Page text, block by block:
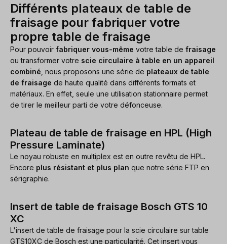
Différents plateaux de table de
fraisage pour fabriquer votre
propre table de fraisage
Pour pouvoir fabriquer vous-même votre table de fraisage
ou transformer votre scie circulaire à table en un appareil
combiné , nous proposons une série de plateaux de table
de fraisage de haute qualité dans différents formats et
matériaux. En effet, seule une utilisation stationnaire permet
de tirer le meilleur parti de votre défonceuse.
Plateau de table de fraisage en HPL (High
Pressure Laminate)
Le noyau robuste en multiplex est en outre revêtu de HPL.
Encore plus résistant et plus plan que notre série FTP en
sérigraphie.
Insert de table de fraisage Bosch GTS 10
XC
L'insert de table de fraisage pour la scie circulaire sur table
GTS10XC de Bosch est une particularité. Cet insert vous